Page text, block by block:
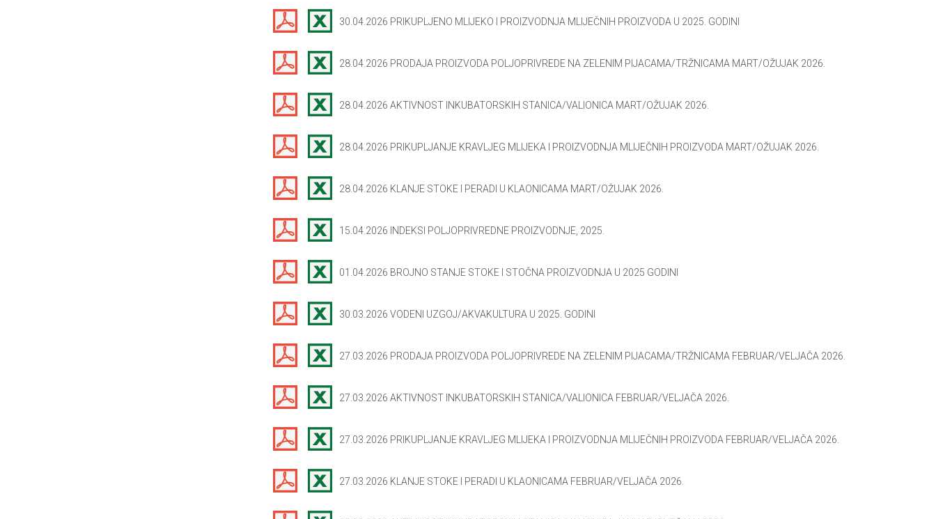
30.04.2026 PRIKUPLJENO MLIJEKO I PROIZVODNJA MLIJEČNIH PROIZVODA U 2025. GODINI
28.04.2026 PRODAJA PROIZVODA POLJOPRIVREDE NA ZELENIM PIJACAMA/TRŽNICAMA MART/OŽUJAK 2026.
28.04.2026 AKTIVNOST INKUBATORSKIH STANICA/VALIONICA MART/OŽUJAK 2026.
28.04.2026 PRIKUPLJANJE KRAVLJEG MLIJEKA I PROIZVODNJA MLIJEČNIH PROIZVODA MART/OŽUJAK 2026.
28.04.2026 KLANJE STOKE I PERADI U KLAONICAMA MART/OŽUJAK 2026.
15.04.2026 INDEKSI POLJOPRIVREDNE PROIZVODNJE, 2025.
01.04.2026 BROJNO STANJE STOKE I STOČNA PROIZVODNJA U 2025 GODINI
30.03.2026 VODENI UZGOJ/AKVAKULTURA U 2025. GODINI
27.03.2026 PRODAJA PROIZVODA POLJOPRIVREDE NA ZELENIM PIJACAMA/TRŽNICAMA FEBRUAR/VELJAČA 2026.
27.03.2026 AKTIVNOST INKUBATORSKIH STANICA/VALIONICA FEBRUAR/VELJAČA 2026.
27.03.2026 PRIKUPLJANJE KRAVLJEG MLIJEKA I PROIZVODNJA MLIJEČNIH PROIZVODA FEBRUAR/VELJAČA 2026.
27.03.2026 KLANJE STOKE I PERADI U KLAONICAMA FEBRUAR/VELJAČA 2026.